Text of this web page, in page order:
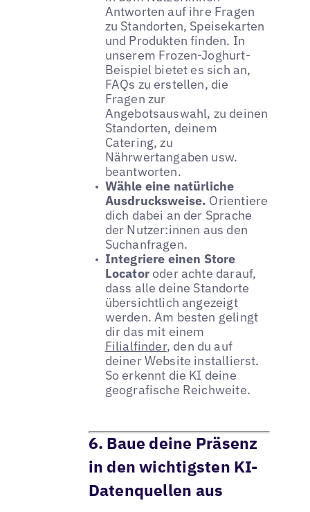
Antworten auf ihre Fragen
zu Standorten, Speisekarten
und Produkten finden. In
unserem Frozen-Joghurt-
Beispiel bietet es sich an,
FAQs zu erstellen, die
Fragen zur
Angebotsauswahl, zu deinen
Standorten, deinem
Catering, zu
Nährwertangaben usw.
beantworten.
Wähle eine natürliche
Ausdrucksweise. Orientiere
dich dabei an der Sprache
der Nutzer:innen aus den
Suchanfragen.
Integriere einen Store
Locatoroder achte darauf,
dass alle deine Standorte
übersichtlich angezeigt
werden. Am besten gelingt
dir das mit einem
Filialfinder, den du auf
deiner Website installierst.
So erkennt die KI deine
geografische Reichweite.
6. Baue deine Präsenz
in den wichtigsten KI-
Datenquellen aus